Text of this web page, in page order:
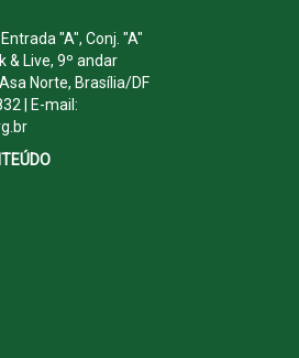
"A", Conj. "A"
& Live, 9º andar
Norte, Brasília/DF
| E-mail: